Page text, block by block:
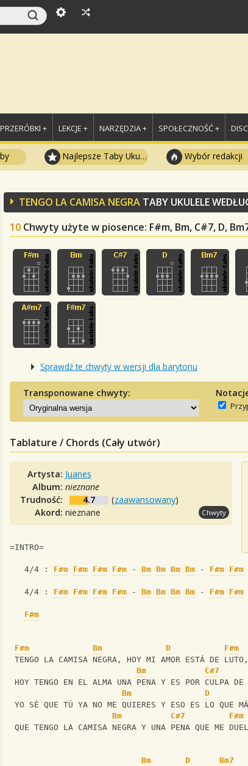
PRZERÓBKI + LEKCJE + NARZĘDZIA + SPOŁECZNOŚĆ +
Najlepsze Taby Ukulele Wybór redakcji
TENGO LA CAMISA NEGRA TABY UKULELE
10 Chwyty użyte w piosence: F#m, Bm, C#7, D,
Sprawdź te chwyty w wersji dla barytonu
Transponowane chwyty:
Tablature / Chords (Cały utwór)
Artysta: Juanes
Album:nieznane
Trudność:
4.7 (zaawansowany)
Akord:nieznane Chwyty
=INTRO=
   4/4 :
F#m F#m F#m F#m - Bm Bm Bm Bm - F#m F#m
   4/4 :
F#m F#m F#m F#m - Bm Bm Bm Bm - F#m F#m
F#m
F#m Bm D
F#m
TENGO LA CAMISA NEGRA, HOY MI AMOR ESTÁ DE LUTO,
Bm
C#7
HOY TENGO EN EL ALMA UNA PENA Y ES POR CULPA DE
Bm
D
YO SÉ QUE TÚ YA NO ME QUIERES Y ESO ES LO QUE
Bm
C#7
F#m
QUE TENGO LA CAMISA NEGRA Y UNA PENA QUE ME
Bm D Bm7